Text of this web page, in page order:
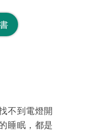
不到電燈開
睡眠，都是